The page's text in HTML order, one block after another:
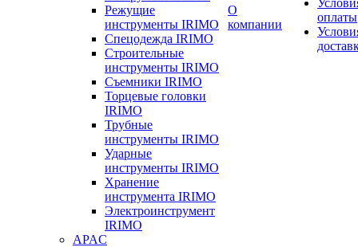
Режущие
инструменты IRIMO
Спецодежда IRIMO
Строительные
инструменты IRIMO
Съемники IRIMO
Торцевые головки
IRIMO
Трубные
инструменты IRIMO
Ударные
инструменты IRIMO
Хранение
инструмента IRIMO
Электроинструмент
IRIMO
APAC
О
компании
оплаты